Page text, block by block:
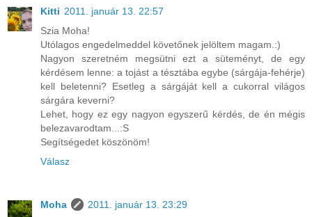
Kitti 2011. január 13. 22:57
Szia Moha!
Utólagos engedelmeddel követőnek jelöltem magam.:)
Nagyon szeretném megsütni ezt a süteményt, de egy
kérdésem lenne: a tojást a tésztába egybe (sárgája-fehérje)
kell beletenni? Esetleg a sárgáját kell a cukorral világos
sárgára keverni?
Lehet, hogy ez egy nagyon egyszerű kérdés, de én mégis
belezavarodtam...:S
Segítségedet köszönöm!
Válasz
Moha
2011. január 13. 23:29